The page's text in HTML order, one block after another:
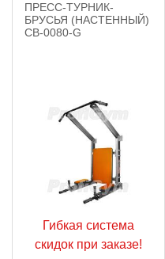
ПРЕСС-ТУРНИК-
БРУСЬЯ (НАСТЕННЫЙ)
СВ-0080-G
Гибкая система
скидок при заказе!